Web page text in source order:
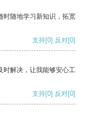
时随地学习新知识，拓宽
支持[0] 反对[0]
时解决，让我能够安心工
支持[0] 反对[0]